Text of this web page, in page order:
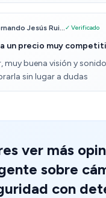
que tengo. Se controlan
el resto de dispositivos
grabaciones, fotos,
apagado, hablar por
de presencia, etc....
Home, Smart Things de
Jesús Rui...✓ Verificado
un precio muy
muy buena visión y
sin lugar a dudas
ver más
sobre
con